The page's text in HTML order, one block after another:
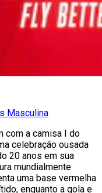
Masculina
com a camisa I do
celebração ousada
20 anos em sua
mundialmente
uma base vermelha
enquanto a gola e